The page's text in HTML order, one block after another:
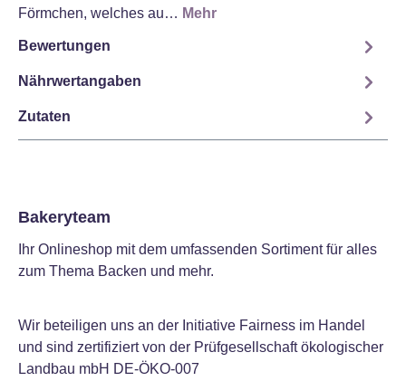
Förmchen, welches au… Mehr
Bewertungen
Nährwertangaben
Zutaten
Bakeryteam
Ihr Onlineshop mit dem umfassenden Sortiment für alles
zum Thema Backen und mehr.
Wir beteiligen uns an der Initiative Fairness im Handel
und sind zertifiziert von der Prüfgesellschaft ökologischer
Landbau mbH DE-ÖKO-007